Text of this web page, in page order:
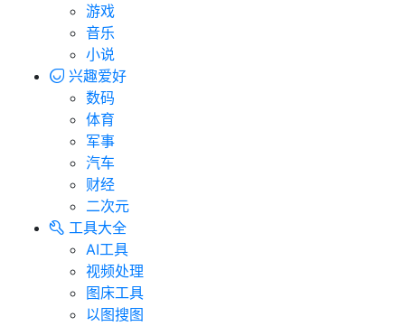
游戏
音乐
小说
兴趣爱好
数码
体育
军事
汽车
财经
二次元
工具大全
AI工具
视频处理
图床工具
以图搜图